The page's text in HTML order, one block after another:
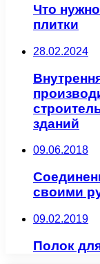
Что
плитки
28.02.2024
зданий
09.06.2018
своими
09.02.2019
Полок